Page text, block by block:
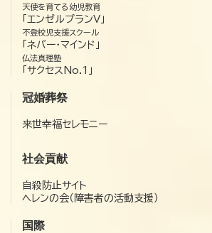
天使を育てる幼児教育
「エンゼルプランV」
不登校児支援スクール
「ネバー・マインド」
仏法真理塾
「サクセスNo.1」
冠婚葬祭
来世幸福セレモニー
社会貢献
自殺防止サイト
ヘレンの会（障害者の活動支援）
国際